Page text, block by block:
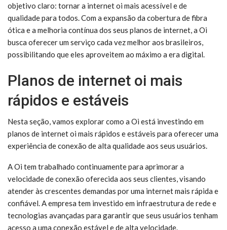
objetivo claro: tornar a internet oi mais acessível e de
qualidade para todos. Com a expansão da cobertura de fibra
ótica e a melhoria contínua dos seus planos de internet, a Oi
busca oferecer um serviço cada vez melhor aos brasileiros,
possibilitando que eles aproveitem ao máximo a era digital.
Planos de internet oi mais
rápidos e estáveis
Nesta seção, vamos explorar como a Oi está investindo em
planos de internet oi mais rápidos e estáveis para oferecer uma
experiência de conexão de alta qualidade aos seus usuários.
A Oi tem trabalhado continuamente para aprimorar a
velocidade de conexão oferecida aos seus clientes, visando
atender às crescentes demandas por uma internet mais rápida e
confiável. A empresa tem investido em infraestrutura de rede e
tecnologias avançadas para garantir que seus usuários tenham
acesso a uma conexão estável e de alta velocidade.